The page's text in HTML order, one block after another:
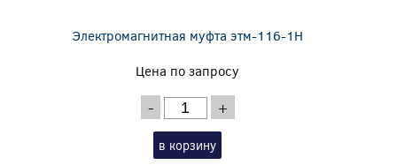
Электромагнитная муфта этм-116-1Н
Цена по запросу
- +
в корзину